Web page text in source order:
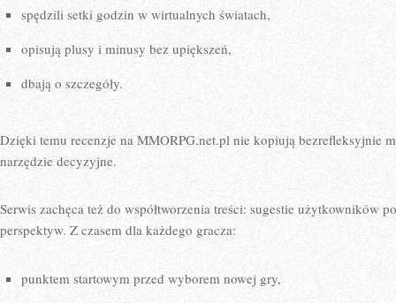
spędzili setki godzin w wirtualnych światach,
opisują plusy i minusy bez upiększeń,
dbają o szczegóły.
Dzięki temu recenzje na MMORPG.net.pl nie kopiują bezrefleksyjnie
narzędzie decyzyjne.
Serwis zachęca też do współtworzenia treści: sugestie użytkowników
perspektyw. Z czasem dla każdego gracza:
punktem startowym przed wyborem nowej gry,